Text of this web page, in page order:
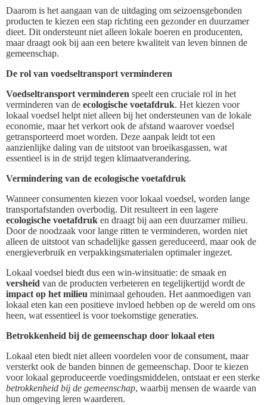
Daarom is het aangaan van de uitdaging om seizoensgebonden
producten te kiezen een stap richting een gezonder en duurzamer
dieet. Dit ondersteunt niet alleen lokale boeren en producenten,
maar draagt ook bij aan een betere kwaliteit van leven binnen de
gemeenschap.
De rol van voedseltransport verminderen
Voedseltransport verminderen speelt een cruciale rol in het
verminderen van de ecologische voetafdruk. Het kiezen voor
lokaal voedsel helpt niet alleen bij het ondersteunen van de lokale
economie, maar het verkort ook de afstand waarover voedsel
getransporteerd moet worden. Deze aanpak leidt tot een
aanzienlijke daling van de uitstoot van broeikasgassen, wat
essentieel is in de strijd tegen klimaatverandering.
Vermindering van de ecologische voetafdruk
Wanneer consumenten kiezen voor lokaal voedsel, worden lange
transportafstanden overbodig. Dit resulteert in een lagere
ecologische voetafdruk en draagt bij aan een duurzamer milieu.
Door de noodzaak voor lange ritten te verminderen, worden niet
alleen de uitstoot van schadelijke gassen gereduceerd, maar ook de
energieverbruik en verpakkingsmaterialen optimaler ingezet.
Lokaal voedsel biedt dus een win-winsituatie: de smaak en
versheid van de producten verbeteren en tegelijkertijd wordt de
impact op het milieu minimaal gehouden. Het aanmoedigen van
lokaal eten kan een positieve invloed hebben op de wereld om ons
heen, wat essentieel is voor toekomstige generaties.
Betrokkenheid bij de gemeenschap door lokaal eten
Lokaal eten biedt niet alleen voordelen voor de consument, maar
versterkt ook de banden binnen de gemeenschap. Door te kiezen
voor lokaal geproduceerde voedingsmiddelen, ontstaat er een sterke
betrokkenheid bij de gemeenschap, waarbij mensen de waarde van
hun omgeving leren waarderen.